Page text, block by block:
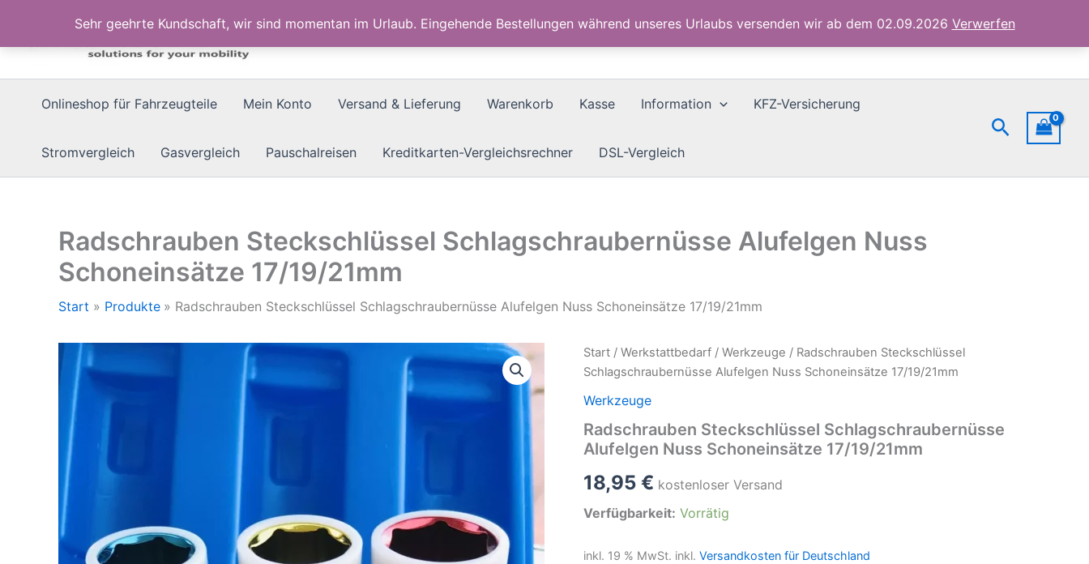
Sehr geehrte Kundschaft, wir sind momentan im Urlaub. Eingehende Bestellungen während unseres Urlaubs versenden wir ab dem 02.09.2026 Verwerfen
springen
Onlineshop für Fahrzeugteile Mein Konto Versand & Lieferung Warenkorb Kasse Information KFZ-Versicherung
Stromvergleich Gasvergleich Pauschalreisen Kreditkarten-Vergleichsrechner DSL-Vergleich
Suchen
Radschrauben Steckschlüssel Schlagschraubernüsse Alufelgen Nuss
Schoneinsätze 17/19/21mm
Start Produkte Radschrauben Steckschlüssel Schlagschraubernüsse Alufelgen Nuss Schoneinsätze 17/19/21mm
Start / Werkstattbedarf / Werkzeuge / Radschrauben Steckschlüssel
Schlagschraubernüsse Alufelgen Nuss Schoneinsätze 17/19/21mm
Werkzeuge
Radschrauben Steckschlüssel Schlagschraubernüsse
Alufelgen Nuss Schoneinsätze 17/19/21mm
18,95 € kostenloser Versand
Verfügbarkeit: Vorrätig
inkl. 19 % MwSt. inkl. Versandkosten für Deutschland
17/19/21mm
Menge